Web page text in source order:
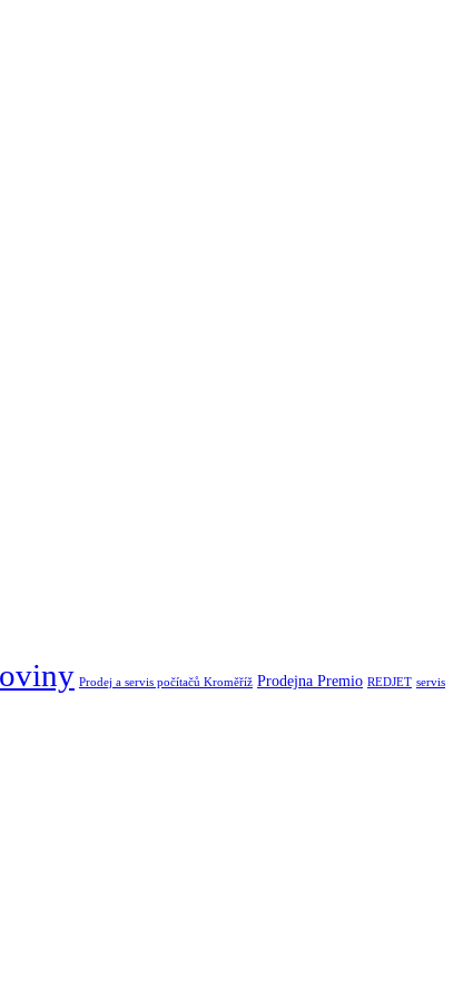
Prodej a servis počítačů Kroměříž Prodejna Premio REDJET servis